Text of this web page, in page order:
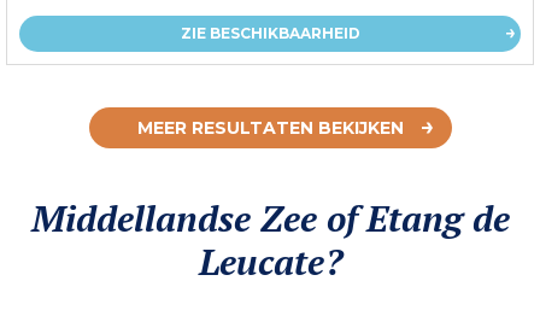
ZIE BESCHIKBAARHEID
MEER RESULTATEN BEKIJKEN
Middellandse Zee of Etang de
Leucate?